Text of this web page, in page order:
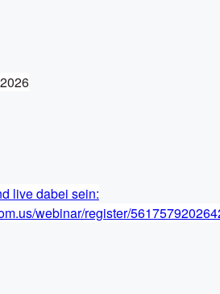
live dabei sein:
webinar/register/